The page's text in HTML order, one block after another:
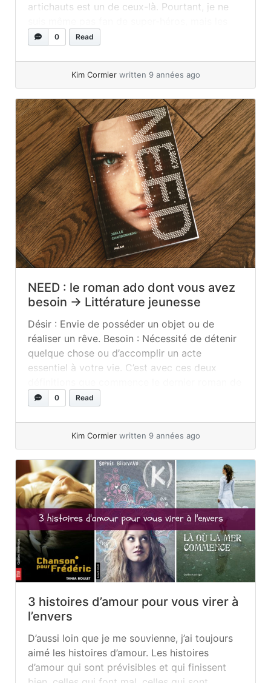
artichauts est un de ceux-là. Pourtant, je ne
images et les couleurs de cet album m’ont tout
0 Read
Kim Cormier written 9 années ago
NEED : le roman ado dont vous avez
besoin → Littérature jeunesse
Désir : Envie de posséder un objet ou de
réaliser un rêve. Besoin : Nécessité de détenir
quelque chose ou d’accomplir un acte
essentiel à votre vie. C’est avec ces deux
Joelle Charbonneau, NEED, paru aux éditions
vraiment faire la... »read more
0 Read
Kim Cormier written 9 années ago
3 histoires d’amour pour vous virer à
l’envers
D’aussi loin que je me souvienne, j’ai toujours
aimé les histoires d’amour. Les histoires
d’amour qui sont prévisibles et qui finissent